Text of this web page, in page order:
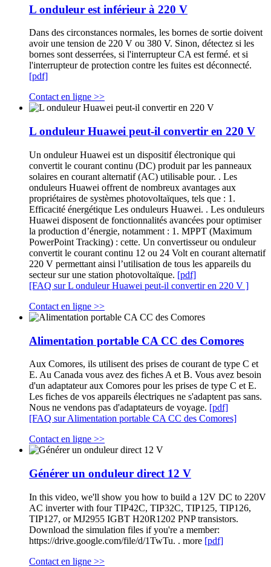
L onduleur est inférieur à 220 V
Dans des circonstances normales, les bornes de sortie doivent
avoir une tension de 220 V ou 380 V. Sinon, détectez si les
bornes sont desserrées, si l'interrupteur CA est fermé. et si
l'interrupteur de protection contre les fuites est déconnecté.
[pdf]
Contact en ligne >>
L onduleur Huawei peut-il convertir en 220 V
Un onduleur Huawei est un dispositif électronique qui
convertit le courant continu (DC) produit par les panneaux
solaires en courant alternatif (AC) utilisable pour. . Les
onduleurs Huawei offrent de nombreux avantages aux
propriétaires de systèmes photovoltaïques, tels que : 1.
Efficacité énergétique Les onduleurs Huawei. . Les onduleurs
Huawei disposent de fonctionnalités avancées pour optimiser
la production d’énergie, notamment : 1. MPPT (Maximum
PowerPoint Tracking) : cette. Un convertisseur ou onduleur
convertit le courant continu 12 ou 24 Volt en courant alternatif
220 V permettant ainsi l’utilisation de tous les appareils du
secteur sur une station photovoltaïque. [pdf]
[FAQ sur L onduleur Huawei peut-il convertir en 220 V ]
Contact en ligne >>
Alimentation portable CA CC des Comores
Aux Comores, ils utilisent des prises de courant de type C et
E. Au Canada vous avez des fiches A et B. Vous avez besoin
d'un adaptateur aux Comores pour les prises de type C et E.
Les fiches de vos appareils électriques ne s'adaptent pas sans.
Nous ne vendons pas d'adaptateurs de voyage. [pdf]
[FAQ sur Alimentation portable CA CC des Comores]
Contact en ligne >>
Générer un onduleur direct 12 V
In this video, we'll show you how to build a 12V DC to 220V
AC inverter with four TIP42C, TIP32C, TIP125, TIP126,
TIP127, or MJ2955 IGBT H20R1202 PNP transistors.
Download the simulation files if you're a member:
https://drive.google.com/file/d/1TwTu. . more [pdf]
Contact en ligne >>